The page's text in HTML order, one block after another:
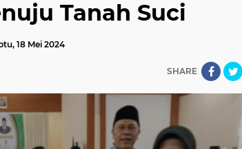
Tanah Suci
18 Mei 2024
SHARE